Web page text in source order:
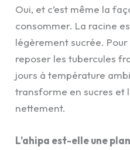
Oui, et c’est même la
consommer. La racine
légèrement sucrée.
reposer les tubercules
jours à température
transforme en sucres et
nettement.
L’ahipa est-elle une